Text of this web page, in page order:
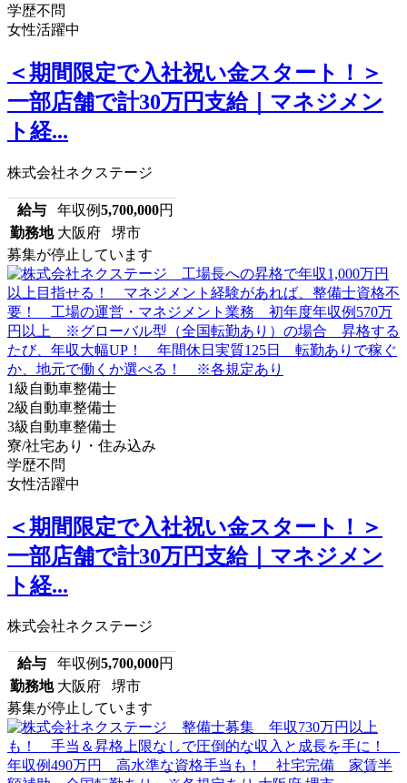
学歴不問
女性活躍中
＜期間限定で入社祝い金スタート！＞
一部店舗で計30万円支給｜マネジメン
ト経...
株式会社ネクステージ
給与 年収例5,700,000円
勤務地 大阪府 堺市
募集が停止しています
1級自動車整備士
2級自動車整備士
3級自動車整備士
寮/社宅あり・住み込み
学歴不問
女性活躍中
＜期間限定で入社祝い金スタート！＞
一部店舗で計30万円支給｜マネジメン
ト経...
株式会社ネクステージ
給与 年収例5,700,000円
勤務地 大阪府 堺市
募集が停止しています